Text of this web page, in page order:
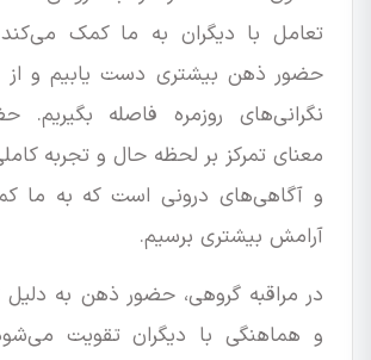
تعامل با دیگران به ما کمک
حضور ذهن بیشتری دست یابیم و از
نگرانی‌های روزمره فاصله
معنای تمرکز بر لحظه حال و تجربه
و آگاهی‌های درونی است که به ما
آرامش بیشتری برسیم.
در مراقبه گروهی، حضور ذهن به دلیل
و هماهنگی با دیگران تقویت